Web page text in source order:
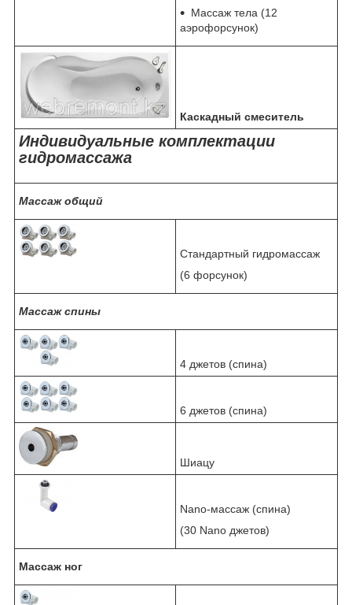
Массаж тела (12
аэрофорсунок)
Каскадный смеситель
Индивидуальные комплектации
гидромассажа
Массаж общий
Стандартный гидромассаж
(6 форсунок)
Массаж спины
4 джетов (спина)
6 джетов (спина)
Шиацу
Nano-массаж (спина)
(30 Nano джетов)
Массаж ног